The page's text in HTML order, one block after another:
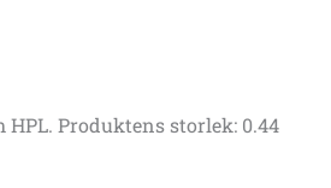
Produktens storlek: 0.44